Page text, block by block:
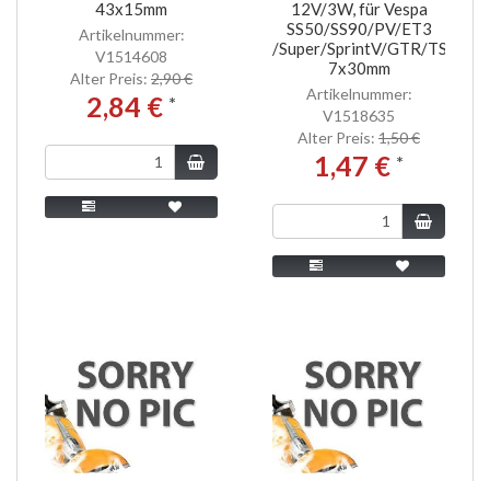
43x15mm
Artikelnummer:
V1514608
Alter Preis: 2,90 €
2,84 € *
12V/3W, für Vespa
SS50/SS90/PV/ET3
/Super/SprintV/GTR/TS/
7x30mm
Artikelnummer:
V1518635
Alter Preis: 1,50 €
1,47 € *